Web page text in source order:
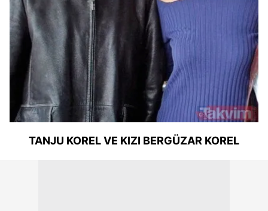
hazırlanmış Aydınlatma Metnimizi okumak ve sitemizde
ilgili mevzuata uygun olarak kullanılan çerezlerle ilgili bilgi
almak için lütfentıklayınız
TANJU KOREL VE KIZI BERGÜZAR KOREL